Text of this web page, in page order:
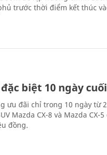
trước thời điểm kết thúc
biệt 10 ngày
ưu đãi chỉ trong 10 ngày từ
Mazda CX-8 và Mazda CX-
đồng.